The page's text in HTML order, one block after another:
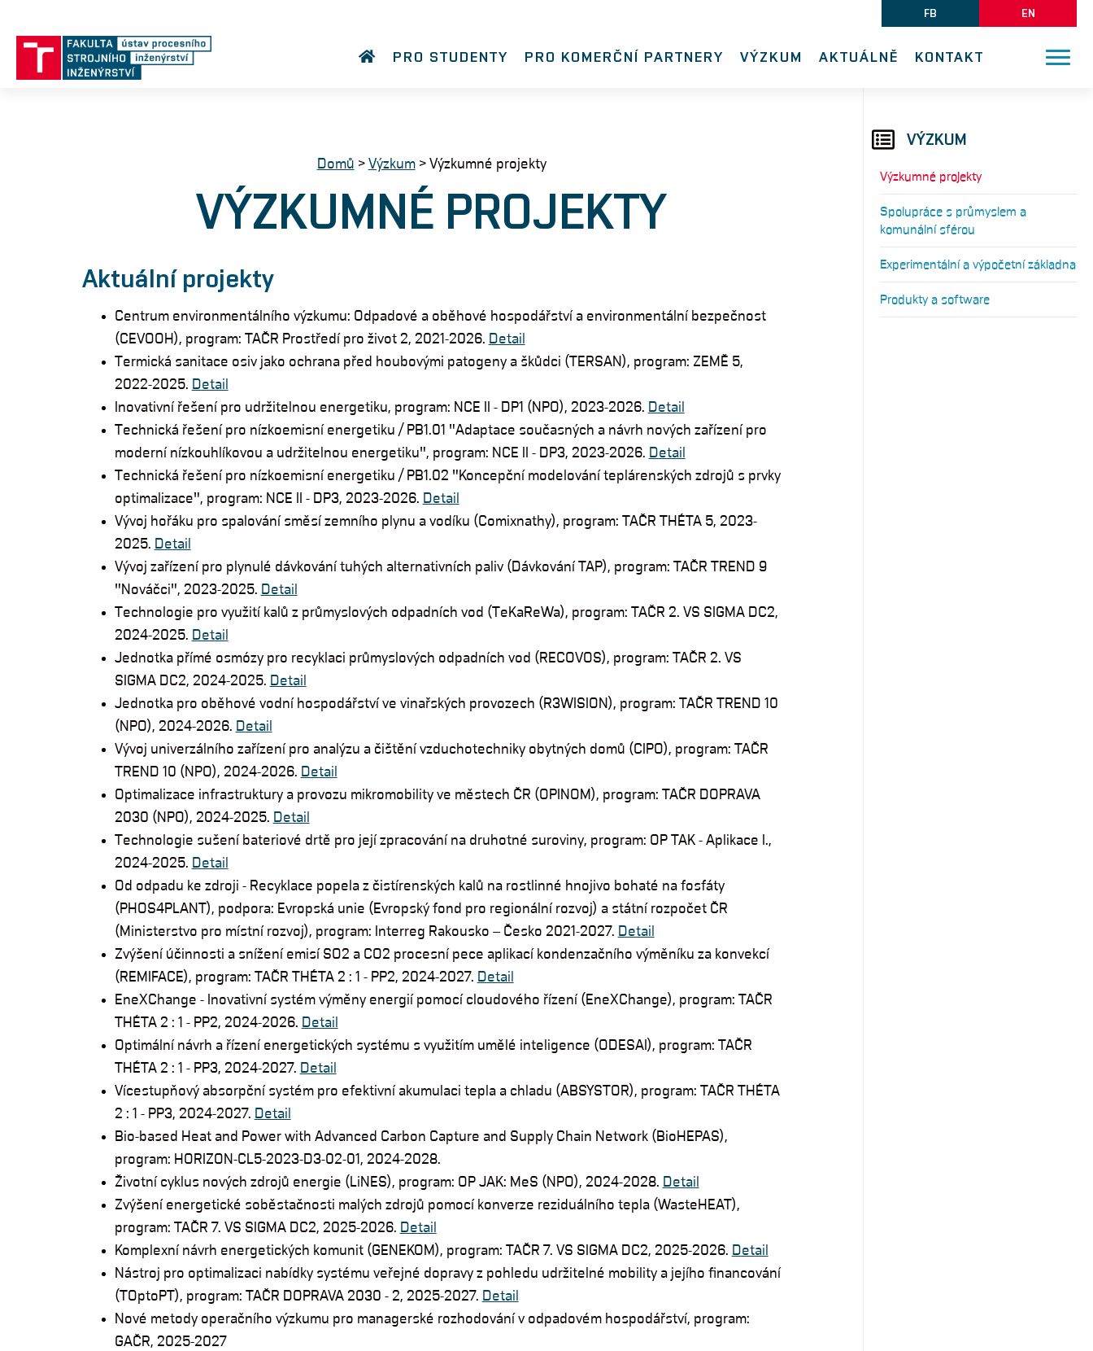
FB EN
PRO STUDENTY PRO KOMERČNÍ PARTNERY VÝZKUM AKTUÁLNĚ KONTAKT
Domů > Výzkum> Výzkumné projekty
VÝZKUMNÉ PROJEKTY
Aktuální projekty
Centrum environmentálního výzkumu: Odpadové a oběhové hospodářství a environmentální bezpečnost
(CEVOOH), program: TAČR Prostředí pro život 2, 2021-2026. Detail
Termická sanitace osiv jako ochrana před houbovými patogeny a škůdci (TERSAN), program: ZEMĚ 5,
2022-2025. Detail
Inovativní řešení pro udržitelnou energetiku, program: NCE II - DP1 (NPO), 2023-2026. Detail
Technická řešení pro nízkoemisní energetiku / PB1.01 "Adaptace současných a návrh nových zařízení pro
moderní nízkouhlíkovou a udržitelnou energetiku", program: NCE II - DP3, 2023-2026. Detail
Technická řešení pro nízkoemisní energetiku / PB1.02 "Koncepční modelování teplárenských zdrojů s prvky
optimalizace", program: NCE II - DP3, 2023-2026. Detail
Vývoj hořáku pro spalování směsí zemního plynu a vodíku (Comixnathy), program: TAČR THÉTA 5, 2023-
2025. Detail
Vývoj zařízení pro plynulé dávkování tuhých alternativních paliv (Dávkování TAP), program: TAČR TREND 9
"Nováčci", 2023-2025. Detail
Technologie pro využití kalů z průmyslových odpadních vod (TeKaReWa), program: TAČR 2. VS SIGMA DC2,
2024-2025. Detail
Jednotka přímé osmózy pro recyklaci průmyslových odpadních vod (RECOVOS), program: TAČR 2. VS
SIGMA DC2, 2024-2025. Detail
Jednotka pro oběhové vodní hospodářství ve vinařských provozech (R3WISION), program: TAČR TREND 10
(NPO), 2024-2026. Detail
Vývoj univerzálního zařízení pro analýzu a čištění vzduchotechniky obytných domů (CIPO), program: TAČR
TREND 10 (NPO), 2024-2026. Detail
Optimalizace infrastruktury a provozu mikromobility ve městech ČR (OPINOM), program: TAČR DOPRAVA
2030 (NPO), 2024-2025. Detail
Technologie sušení bateriové drtě pro její zpracování na druhotné suroviny, program: OP TAK - Aplikace I.,
2024-2025. Detail
Od odpadu ke zdroji - Recyklace popela z čistírenských kalů na rostlinné hnojivo bohaté na fosfáty
(PHOS4PLANT), podpora: Evropská unie (Evropský fond pro regionální rozvoj) a státní rozpočet ČR
(Ministerstvo pro místní rozvoj), program: Interreg Rakousko – Česko 2021-2027. Detail
Zvýšení účinnosti a snížení emisí SO2 a CO2 procesní pece aplikací kondenzačního výměníku za konvekcí
(REMIFACE), program: TAČR THÉTA 2 : 1 - PP2, 2024-2027. Detail
EneXChange - Inovativní systém výměny energií pomocí cloudového řízení (EneXChange), program: TAČR
THÉTA 2 : 1 - PP2, 2024-2026. Detail
Optimální návrh a řízení energetických systému s využitím umělé inteligence (ODESAI), program: TAČR
THÉTA 2 : 1 - PP3, 2024-2027. Detail
Vícestupňový absorpční systém pro efektivní akumulaci tepla a chladu (ABSYSTOR), program: TAČR THÉTA
2 : 1 - PP3, 2024-2027. Detail
Bio-based Heat and Power with Advanced Carbon Capture and Supply Chain Network (BioHEPAS),
program: HORIZON-CL5-2023-D3-02-01, 2024-2028.
Životní cyklus nových zdrojů energie (LiNES), program: OP JAK: MeS (NPO), 2024-2028. Detail
Zvýšení energetické soběstačnosti malých zdrojů pomocí konverze reziduálního tepla (WasteHEAT),
program: TAČR 7. VS SIGMA DC2, 2025-2026. Detail
Komplexní návrh energetických komunit (GENEKOM), program: TAČR 7. VS SIGMA DC2, 2025-2026. Detail
Nástroj pro optimalizaci nabídky systému veřejné dopravy z pohledu udržitelné mobility a jejího financování
(TOptoPT), program: TAČR DOPRAVA 2030 - 2, 2025-2027. Detail
Nové metody operačního výzkumu pro managerské rozhodování v odpadovém hospodářství, program:
GAČR, 2025-2027
VÝZKUM
Výzkumné projekty
Spolupráce s průmyslem a
komunální sférou
Experimentální a výpočetní základna
Produkty a software